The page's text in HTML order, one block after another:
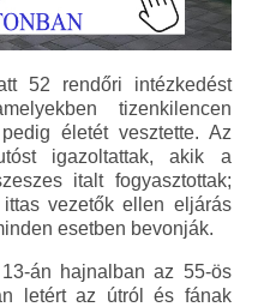
52 rendőri intézkedést
tizenkilencen
életét vesztette. Az
igazoltattak, akik a
italt fogyasztottak;
vezetők ellen eljárás
esetben bevonják.
án hajnalban az 55-ös
letért az útról és fának